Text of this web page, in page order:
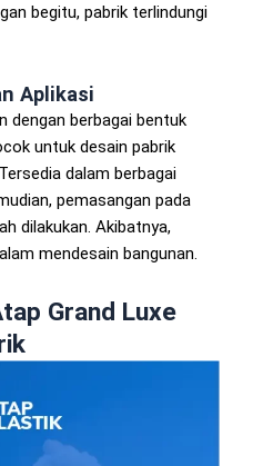
begitu, pabrik terlindungi
Aplikasi
dengan berbagai bentuk
untuk desain pabrik
dalam berbagai
pemasangan pada
dilakukan. Akibatnya,
mendesain bangunan.
Grand Luxe